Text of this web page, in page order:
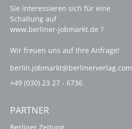
Sie interessieren sich für eine
Schaltung auf
www.berliner-jobmarkt.de ?
Wir freuen uns auf Ihre Anfrage!
berlin.jobmarkt@berlinerverlag.com
+49 (030) 23 27 - 6736
PARTNER